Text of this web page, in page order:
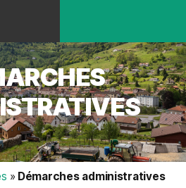
» Démarches administratives